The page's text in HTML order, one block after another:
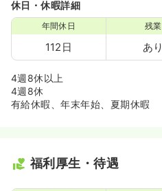
休日・休暇詳細
年間休日
112日
残業
あり
4週8休以上
4週8休
有給休暇、年末年始、夏期休暇
福利厚生・待遇